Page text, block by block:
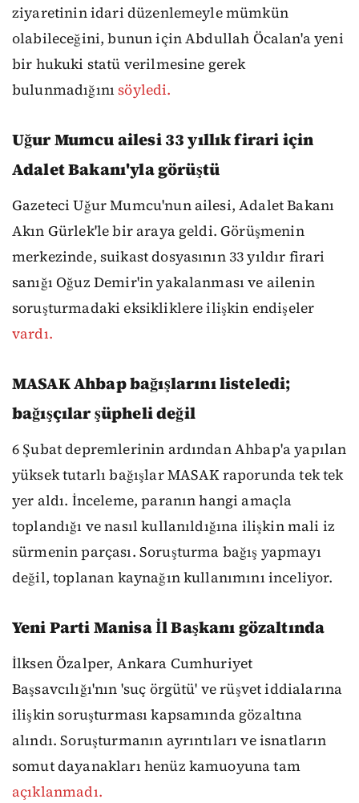
ziyaretinin idari düzenlemeyle mümkün
olabileceğini, bunun için Abdullah Öcalan'a yeni
bir hukuki statü verilmesine gerek
bulunmadığınısöyledi.
Uğur Mumcu ailesi 33 yıllık firari için
Adalet Bakanı'yla görüştü
Gazeteci Uğur Mumcu'nun ailesi, Adalet Bakanı
Akın Gürlek'le bir araya geldi. Görüşmenin
merkezinde, suikast dosyasının 33 yıldır firari
sanığı Oğuz Demir'in yakalanması ve ailenin
soruşturmadaki eksikliklere ilişkin endişeler
vardı.
MASAK Ahbap bağışlarını listeledi;
bağışçılar şüpheli değil
6 Şubat depremlerinin ardından Ahbap'a yapılan
yüksek tutarlı bağışlar MASAK raporunda tek tek
yer aldı. İnceleme, paranın hangi amaçla
toplandığı ve nasıl kullanıldığına ilişkin mali iz
sürmenin parçası. Soruşturma bağış yapmayı
değil, toplanan kaynağın kullanımını inceliyor.
Yeni Parti Manisa İl Başkanı gözaltında
İlksen Özalper, Ankara Cumhuriyet
Başsavcılığı'nın 'suç örgütü' ve rüşvet iddialarına
ilişkin soruşturması kapsamında gözaltına
alındı. Soruşturmanın ayrıntıları ve isnatların
somut dayanakları henüz kamuoyuna tam
açıklanmadı.